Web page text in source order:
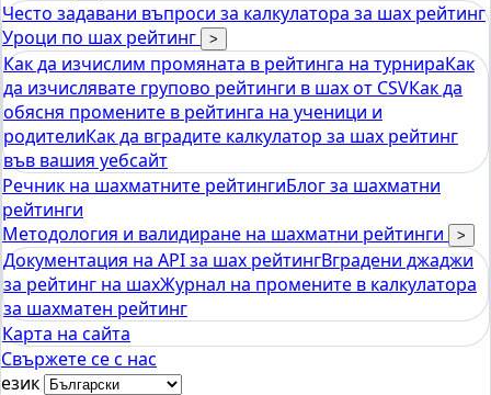
Често задавани въпроси за калкулатора за шах рейтинг
Уроци по шах рейтинг
>
Как да изчислим промяната в рейтинга на турнираКак
да изчислявате групово рейтинги в шах от CSVКак да
обясня промените в рейтинга на ученици и
родителиКак да вградите калкулатор за шах рейтинг
във вашия уебсайт
Речник на шахматните рейтингиБлог за шахматни
рейтинги
Методология и валидиране на шахматни рейтинги
>
Документация на API за шах рейтингВградени джаджи
за рейтинг на шахЖурнал на промените в калкулатора
за шахматен рейтинг
Карта на сайта
Свържете се с нас
език